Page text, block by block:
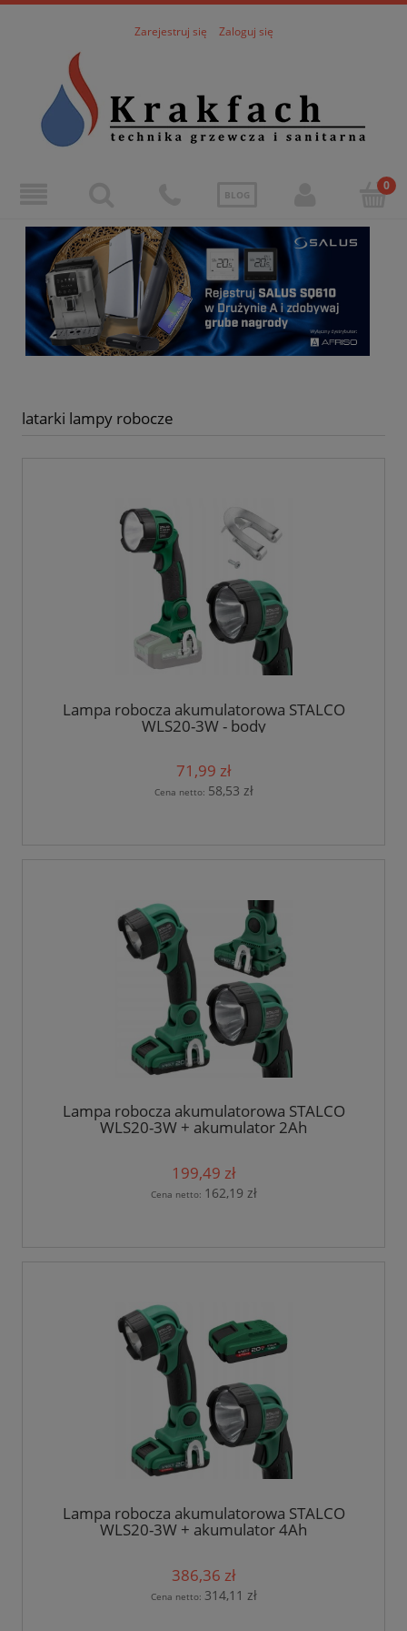
Zarejestruj się Zaloguj się
BLOG
latarki lampy robocze
Lampa robocza akumulatorowa STALCO
WLS20-3W - body
71,99 zł
Cena netto: 58,53 zł
Lampa robocza akumulatorowa STALCO
WLS20-3W + akumulator 2Ah
199,49 zł
Cena netto: 162,19 zł
Lampa robocza akumulatorowa STALCO
WLS20-3W + akumulator 4Ah
386,36 zł
Cena netto: 314,11 zł